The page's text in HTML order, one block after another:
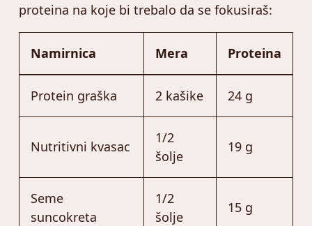
proteina na koje bi trebalo da se fokusiraš:
Namirnica Mera Proteina
Protein graška 2 kašike 24 g
Nutritivni kvasac
1/2
šolje
19 g
Seme
suncokreta
1/2
šolje
15 g